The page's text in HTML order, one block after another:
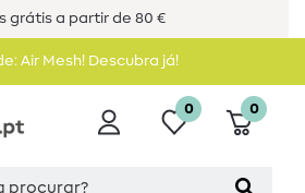
grátis a partir de 80 €
Air Mesh! Descubra já!
0 0